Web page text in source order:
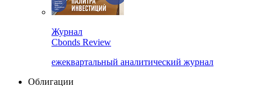
Cbonds Review